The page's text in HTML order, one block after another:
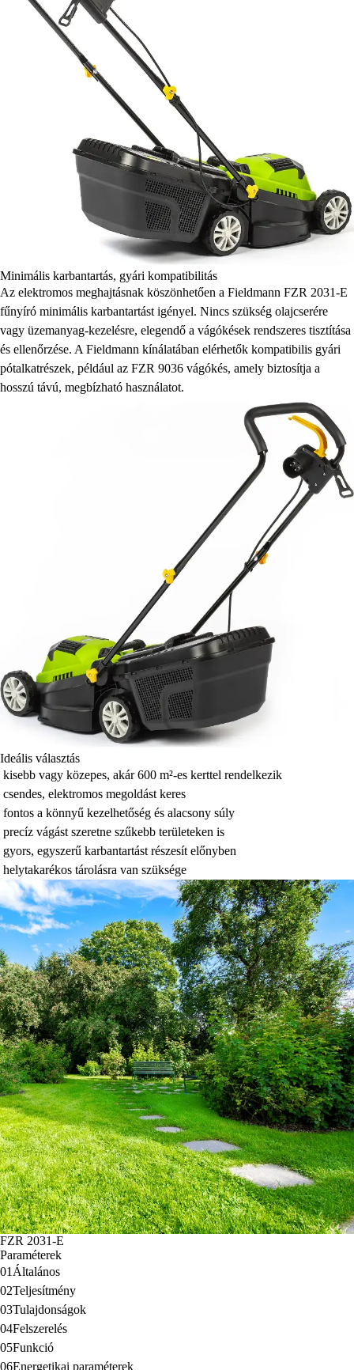
Minimális karbantartás, gyári kompatibilitás
Az elektromos meghajtásnak köszönhetően a Fieldmann FZR 2031-E
fűnyíró minimális karbantartást igényel. Nincs szükség olajcserére
vagy üzemanyag-kezelésre, elegendő a vágókések rendszeres tisztítása
és ellenőrzése. A Fieldmann kínálatában elérhetők kompatibilis gyári
pótalkatrészek, például az FZR 9036 vágókés, amely biztosítja a
hosszú távú, megbízható használatot.
Ideális választás
kisebb vagy közepes, akár 600 m²-es kerttel rendelkezik
csendes, elektromos megoldást keres
fontos a könnyű kezelhetőség és alacsony súly
precíz vágást szeretne szűkebb területeken is
gyors, egyszerű karbantartást részesít előnyben
helytakarékos tárolásra van szüksége
FZR 2031-E
Paraméterek
01 Általános
02Teljesítmény
03Tulajdonságok
04Felszerelés
05Funkció
06Energetikai paraméterek